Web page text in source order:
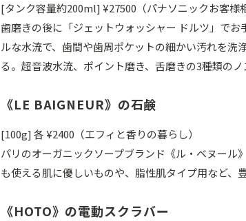
[タンク容量約200ml] ¥27500（パナソニックお客様
歯磨きの後に「ジェットウォッシャー ドルツ」で
ルな水流で、歯間や歯周ポケットの細かい汚れを洗
る。超音波水流、ポイント磨き、舌磨きの3種類のノ
《LE BAIGNEUR》の石鹸
[100g] 各 ¥2400（エフィと香りの暮らし）
パリのオーガニックソープブランド《ル・ベヌー
も使える肌に優しいものや、脂性肌タイプ用など、
《HOTO》の電動スクラバー